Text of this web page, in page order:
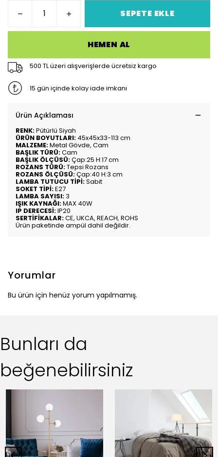
SEPETE EKLE
HEMEN AL
500 TL üzeri alışverişlerde ücretsiz kargo
15 gün içinde kolay iade imkanı
Ürün Açıklaması
RENK:Pütürlü Siyah
ÜRÜN BOYUTLARI: 45x45x33-113 cm
MALZEME:Metal Gövde, Cam
BAŞLIK TÜRÜ:Cam
BAŞLIK ÖLÇÜSÜ:Çap:25 H:17 cm
ROZANS TÜRÜ:Tepsi Rozans
ROZANS ÖLÇÜSÜ:Çap:40 H:3 cm
LAMBA TUTUCU TİPİ:Sabit
SOKET TİPİ:E27
LAMBA SAYISI:3
IŞIK KAYNAĞI:MAX 40W
IP DERECESİ:IP20
SERTİFİKALAR:CE, UKCA, REACH, ROHS
Ürün paketinde ampül dahil değildir.
Yorumlar
Bu ürün için henüz yorum yapılmamış.
Bunları da
beğenebilirsiniz